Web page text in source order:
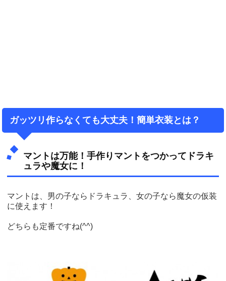
ガッツリ作らなくても大丈夫！簡単衣装とは？
マントは万能！手作りマントをつかってドラキ
ュラや魔女に！
マントは、男の子ならドラキュラ、女の子なら魔女の仮装
に使えます！
どちらも定番ですね(^^)